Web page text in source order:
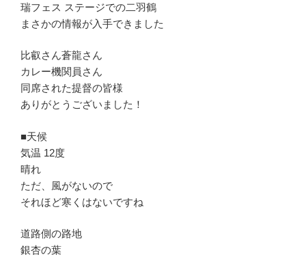
瑞フェス ステージでの二羽鶴
まさかの情報が入手できました
比叡さん蒼龍さん
カレー機関員さん
同席された提督の皆様
ありがとうございました！
■天候
気温 12度
晴れ
ただ、風がないので
それほど寒くはないですね
道路側の路地
銀杏の葉